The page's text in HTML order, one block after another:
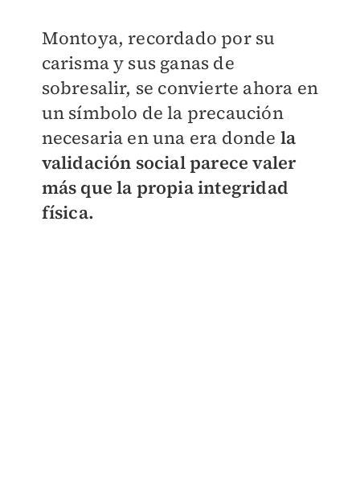
Montoya, recordado por su
carisma y sus ganas de
sobresalir, se convierte ahora en
un símbolo de la precaución
necesaria en una era donde la
validación social parece valer
más que la propia integridad
física.